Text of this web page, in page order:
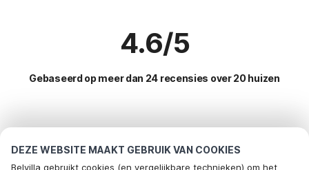
DEZE WEBSITE MAAKT GEBRUIK VAN COOKIES
Belvilla gebruikt cookies (en vergelijkbare technieken) om het
4.6/5
Gebaseerd op meer dan 24 recensies over 20 huizen
vakantie